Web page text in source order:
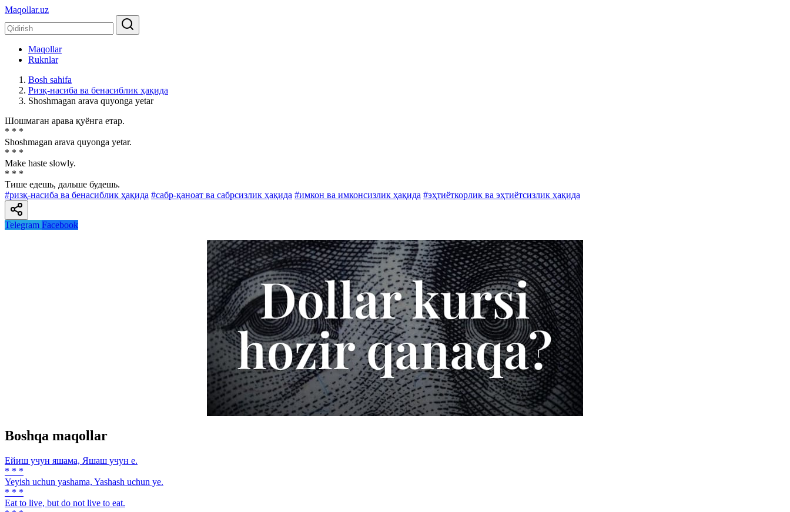
Maqollar.uz
Maqollar
Ruknlar
Bosh sahifa
Ризқ-насиба ва бенасиблик ҳақида
Shoshmagan arava quyonga yetar
Шошмаган арава қуёнга етар.
* * *
Shoshmagan arava quyonga yetar.
* * *
Make haste slowly.
* * *
Тише едешь, дальше будешь.
#ризқ-насиба ва бенасиблик ҳақида #сабр-қаноат ва сабрсизлик ҳақида #имкон ва имконсизлик ҳақида #эҳтиёткорлик ва эҳтиётсизлик ҳақида
Telegram Facebook
Boshqa maqollar
Ейиш учун яшама, Яшаш учун е.
* * *
Yeyish uchun yashama, Yashash uchun ye.
* * *
Eat to live, but do not live to eat.